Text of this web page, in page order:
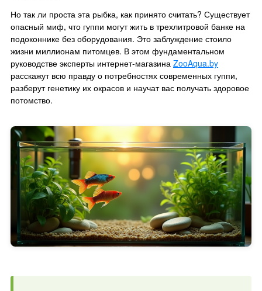
Но так ли проста эта рыбка, как принято считать? Существует
опасный миф, что гуппи могут жить в трехлитровой банке на
подоконнике без оборудования. Это заблуждение стоило
жизни миллионам питомцев. В этом фундаментальном
руководстве эксперты интернет-магазина ZooAqua.by
расскажут всю правду о потребностях современных гуппи,
разберут генетику их окрасов и научат вас получать здоровое
потомство.